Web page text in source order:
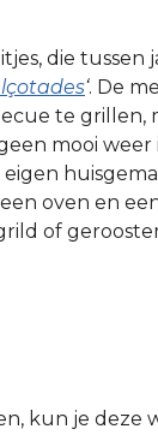
die tussen
‘. De
te grillen,
mooi weer
oven en
of
kun je deze